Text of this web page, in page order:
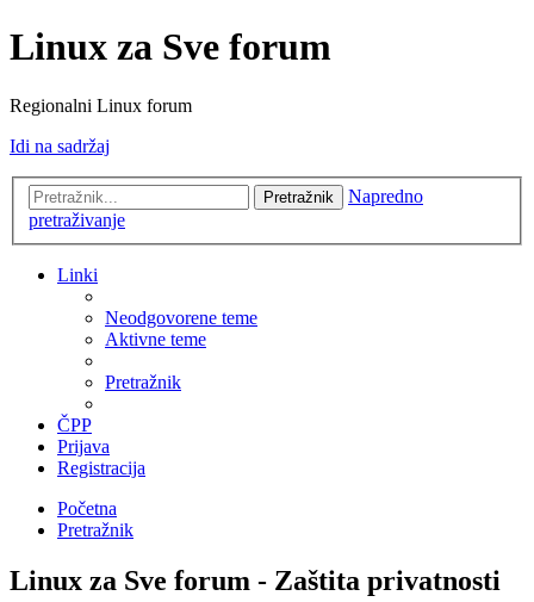
Linux za Sve forum
Regionalni Linux forum
Idi na sadržaj
Pretražnik
Napredno
pretraživanje
Linki
Neodgovorene teme
Aktivne teme
Pretražnik
ČPP
Prijava
Registracija
Početna
Pretražnik
Linux za Sve forum - Zaštita privatnosti